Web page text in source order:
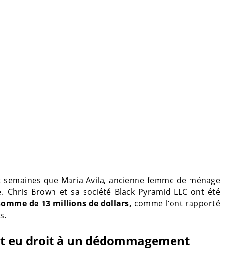
semaines que Maria Avila, ancienne femme de ménage
Chris Brown et sa société Black Pyramid LLC ont été
de 13 millions de dollars, comme l’ont rapporté
eu droit à un dédommagement